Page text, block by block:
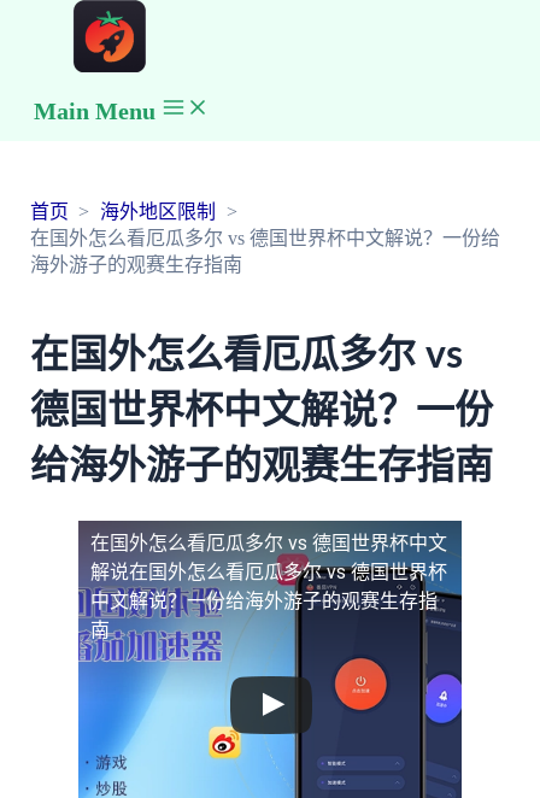
Main Menu
首页
海外地区限制
在国外怎么看厄瓜多尔 vs 德国世界杯中文解说？一份给
海外游子的观赛生存指南
在国外怎么看厄瓜多尔 vs
德国世界杯中文解说？一份
给海外游子的观赛生存指南
在国外怎么看厄瓜多尔 vs 德国世界杯中文
解说在国外怎么看厄瓜多尔 vs 德国世界杯
中文解说？一份给海外游子的观赛生存指
南